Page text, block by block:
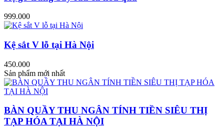
999.000
Kệ sắt V lỗ tại Hà Nội
450.000
Sản phẩm mới nhất
BÀN QUẦY THU NGÂN TÍNH TIỀN SIÊU THỊ
TẠP HÓA TẠI HÀ NỘI